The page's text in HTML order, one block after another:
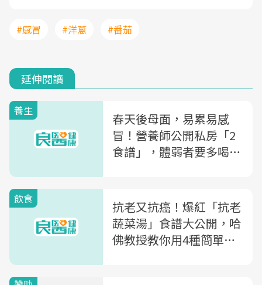
#感冒 #洋蔥 #番茄
延伸閱讀
養生
春天後母面，易累易感
冒！營養師公開私房「2
食譜」，體弱者要多喝
飲食
抗老又抗癌！爆紅「抗老
蔬菜湯」食譜大公開，哈
佛教授教你用4種簡單食